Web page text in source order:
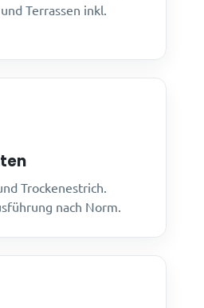
Terrassen inkl.
Trockenestrich.
nach Norm.